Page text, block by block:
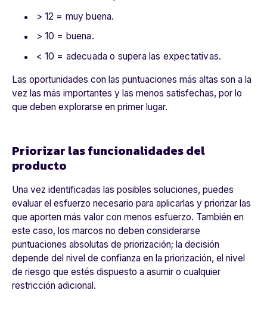
> 12 = muy buena.
> 10 = buena.
< 10 = adecuada o supera las expectativas.
Las oportunidades con las puntuaciones más altas son a la
vez las más importantes y las menos satisfechas, por lo
que deben explorarse en primer lugar.
Priorizar las funcionalidades del
producto
Una vez identificadas las posibles soluciones, puedes
evaluar el esfuerzo necesario para aplicarlas y priorizar las
que aporten más valor con menos esfuerzo. También en
este caso, los marcos no deben considerarse
puntuaciones absolutas de priorización; la decisión
depende del nivel de confianza en la priorización, el nivel
de riesgo que estés dispuesto a asumir o cualquier
restricción adicional.